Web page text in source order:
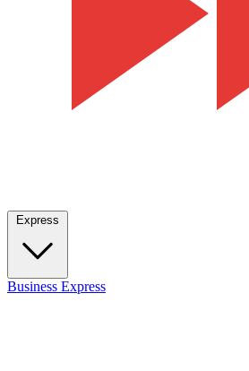
Express
Business Express